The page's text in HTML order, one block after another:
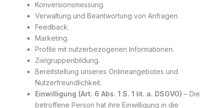
Konversionsmessung.
Verwaltung und Beantwortung von Anfragen.
Feedback.
Marketing.
Profile mit nutzerbezogenen Informationen.
Zielgruppenbildung.
Bereitstellung unseres Onlineangebotes und
Nutzerfreundlichkeit.
Einwilligung (Art. 6 Abs. 1 S. 1 lit. a. DSGVO) – Die
betroffene Person hat ihre Einwilligung in die